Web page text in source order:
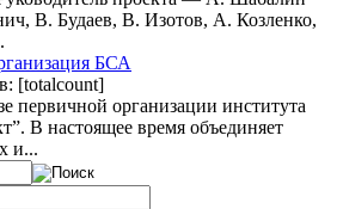
В. Будаев, В. Изотов, А. Козленко,
БСА
[totalcount]
первичной организации института
В настоящее время объединяет
и...